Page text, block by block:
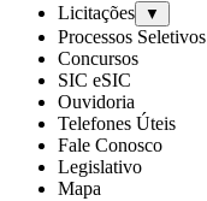
Licitações ▼
Processos Seletivos
Concursos
SIC eSIC
Ouvidoria
Telefones Úteis
Fale Conosco
Legislativo
Mapa